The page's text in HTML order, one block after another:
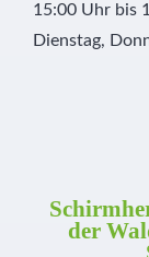
15:00 Uhr bis
Dienstag,
der